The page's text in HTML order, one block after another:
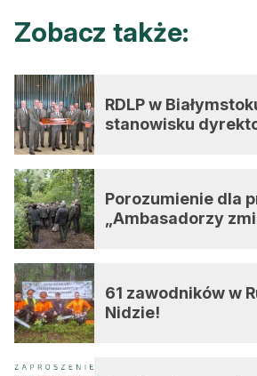
Zobacz także:
RDLP w
stanowisku
Porozumienie dla
„Ambasadorzy
61 zawodników w
Nidzie!